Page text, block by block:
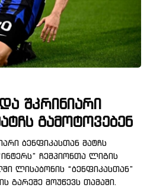
შკრინიარი
გამოტოვებენ
ბენფიკასთან მატჩს
ჩემპიონთა ლიგის
ლისაბონის “ბენფიკასთან”
გარეშე მოუწევს თამაში.